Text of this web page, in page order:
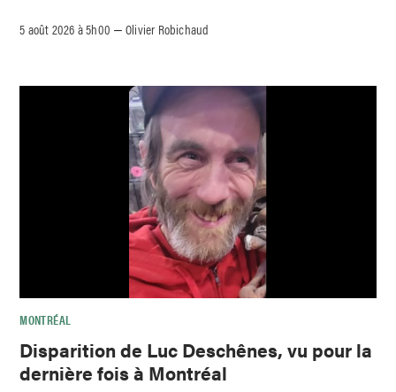
5 août 2026 à 5h00 –Olivier Robichaud
MONTRÉAL
Disparition de Luc Deschênes, vu pour la
dernière fois à Montréal